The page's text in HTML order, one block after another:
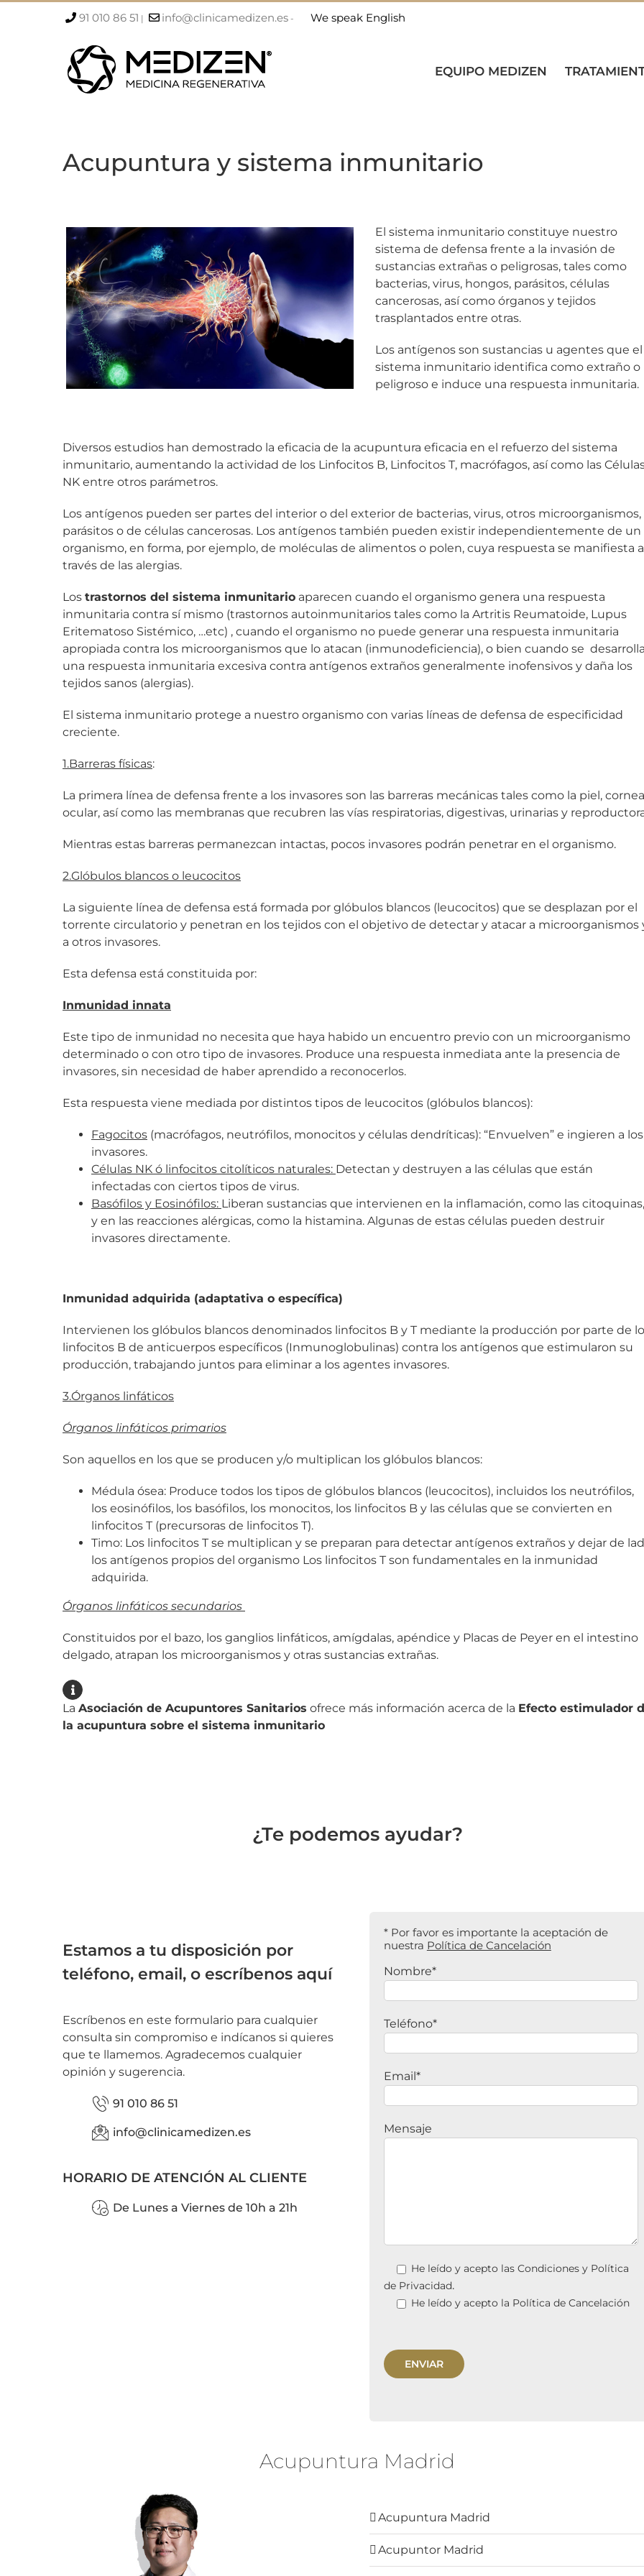
91 010 86 51 | info@clinicamedizen.es - We speak English
EQUIPO MEDIZEN
Acupuntura y sistema inmunitario
El sistema inmunitario constituye nuestro
sistema de defensa frente a la invasión de
sustancias extrañas o peligrosas, tales como
bacterias, virus, hongos, parásitos, células
cancerosas, así como órganos y tejidos
trasplantados entre otras.
Los antígenos son sustancias u agentes que el
sistema inmunitario identifica como extraño o
peligroso e induce una respuesta inmunitaria.
Diversos estudios han demostrado la eficacia de la acupuntura eficacia en el refuerzo del sistema
inmunitario, aumentando la actividad de los Linfocitos B, Linfocitos T, macrófagos, así como las
NK entre otros parámetros.
Los antígenos pueden ser partes del interior o del exterior de bacterias, virus, otros microorganismos,
parásitos o de células cancerosas. Los antígenos también pueden existir independientemente de un
organismo, en forma, por ejemplo, de moléculas de alimentos o polen, cuya respuesta se manifiesta a
través de las alergias.
Los trastornos del sistema inmunitario aparecen cuando el organismo genera una respuesta
inmunitaria contra sí mismo (trastornos autoinmunitarios tales como la Artritis Reumatoide, Lupus
Eritematoso Sistémico, …etc) , cuando el organismo no puede generar una respuesta inmunitaria
apropiada contra los microorganismos que lo atacan (inmunodeficiencia), o bien cuando se
una respuesta inmunitaria excesiva contra antígenos extraños generalmente inofensivos y daña los
tejidos sanos (alergias).
El sistema inmunitario protege a nuestro organismo con varias líneas de defensa de especificidad
creciente.
1.Barreras físicas:
La primera línea de defensa frente a los invasores son las barreras mecánicas tales como la piel, cornea
ocular, así como las membranas que recubren las vías respiratorias, digestivas, urinarias y
Mientras estas barreras permanezcan intactas, pocos invasores podrán penetrar en el organismo.
2.Glóbulos blancos o leucocitos
La siguiente línea de defensa está formada por glóbulos blancos (leucocitos) que se desplazan por el
torrente circulatorio y penetran en los tejidos con el objetivo de detectar y atacar a microorganismos
a otros invasores.
Esta defensa está constituida por:
Inmunidad innata
Este tipo de inmunidad no necesita que haya habido un encuentro previo con un microorganismo
determinado o con otro tipo de invasores. Produce una respuesta inmediata ante la presencia de
invasores, sin necesidad de haber aprendido a reconocerlos.
Esta respuesta viene mediada por distintos tipos de leucocitos (glóbulos blancos):
Fagocitos (macrófagos, neutrófilos, monocitos y células dendríticas): “Envuelven” e ingieren a los
invasores.
Células NK ó linfocitos citolíticos naturales: Detectan y destruyen a las células que están
infectadas con ciertos tipos de virus.
Basófilos y Eosinófilos: Liberan sustancias que intervienen en la inflamación, como las citoquinas,
y en las reacciones alérgicas, como la histamina. Algunas de estas células pueden destruir
invasores directamente.
Inmunidad adquirida (adaptativa o específica)
Intervienen los glóbulos blancos denominados linfocitos B y T mediante la producción por parte de
linfocitos B de anticuerpos específicos (Inmunoglobulinas) contra los antígenos que estimularon su
producción, trabajando juntos para eliminar a los agentes invasores.
3.Órganos linfáticos
Órganos linfáticos primarios
Son aquellos en los que se producen y/o multiplican los glóbulos blancos:
Médula ósea: Produce todos los tipos de glóbulos blancos (leucocitos), incluidos los neutrófilos,
los eosinófilos, los basófilos, los monocitos, los linfocitos B y las células que se convierten en
linfocitos T (precursoras de linfocitos T).
Timo: Los linfocitos T se multiplican y se preparan para detectar antígenos extraños y dejar de
los antígenos propios del organismo Los linfocitos T son fundamentales en la inmunidad
adquirida.
Órganos linfáticos secundarios
Constituidos por el bazo, los ganglios linfáticos, amígdalas, apéndice y Placas de Peyer en el intestino
delgado, atrapan los microorganismos y otras sustancias extrañas.
La Asociación de Acupuntores Sanitarios ofrece más información acerca de la Efecto estimulador
la acupuntura sobre el sistema inmunitario
¿Te podemos ayudar?
Estamos a tu disposición por
teléfono, email, o escríbenos aquí
Escríbenos en este formulario para cualquier
consulta sin compromiso e indícanos si quieres
que te llamemos. Agradecemos cualquier
opinión y sugerencia.
91 010 86 51
info@clinicamedizen.es
HORARIO DE ATENCIÓN AL CLIENTE
De Lunes a Viernes de 10h a 21h
* Por favor es importante la aceptación de
nuestra Política de Cancelación
Nombre*
Teléfono*
Email*
Mensaje
He leído y acepto las Condiciones y Política
de Privacidad.
He leído y acepto la Política de Cancelación
Acupuntura Madrid
Acupuntura Madrid
Acupuntor Madrid